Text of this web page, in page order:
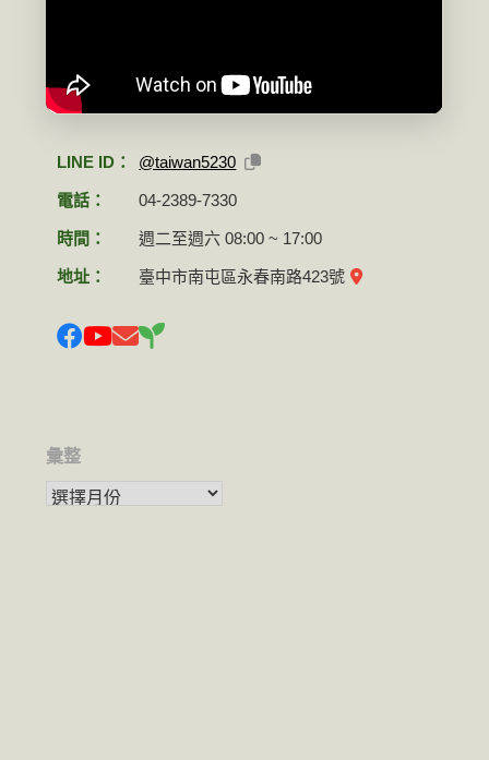
LINE ID： @taiwan5230
電話： 04-2389-7330
時間： 週二至週六 08:00 ~ 17:00
地址： 臺中市南屯區永春南路423號
彙整
彙整